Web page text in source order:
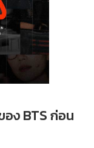
ง BTS ก่อน